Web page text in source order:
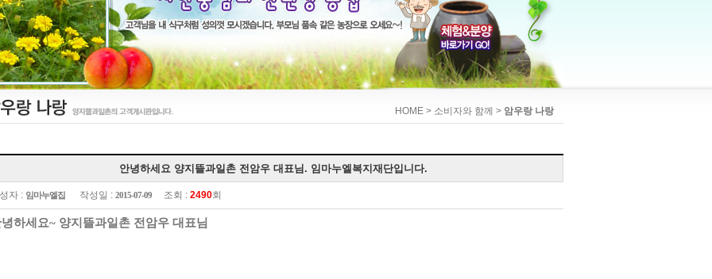
HOME > 소비자와 함께 > 암우랑 나랑
안녕하세요 양지뜰과일촌 전암우 대표님. 임마누엘복지재단입니다.
자 : 임마누엘집 작성일 : 2015-07-09 조회 : 2490회
하세요~ 양지뜰과일촌 전암우 대표님